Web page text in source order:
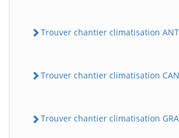
Trouver chantier climatisation
Trouver chantier climatisation
Trouver chantier climatisation